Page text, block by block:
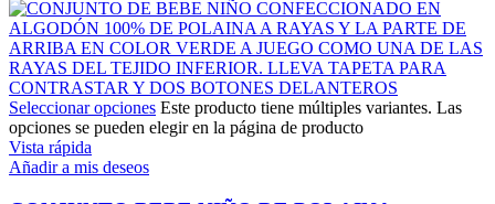
Seleccionar opciones Este producto tiene múltiples variantes. Las
opciones se pueden elegir en la página de producto
Vista rápida
Añadir a mis deseos